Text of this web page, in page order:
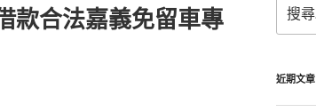
款合法嘉義免留車專
尋
關
字:
近期文章